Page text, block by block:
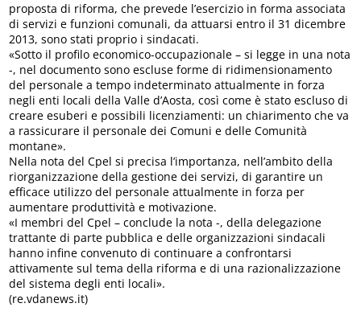
proposta di riforma, che prevede l’esercizio in forma associata
di servizi e funzioni comunali, da attuarsi entro il 31 dicembre
2013, sono stati proprio i sindacati.
«Sotto il profilo economico-occupazionale – si legge in una nota
-, nel documento sono escluse forme di ridimensionamento
del personale a tempo indeterminato attualmente in forza
negli enti locali della Valle d’Aosta, così come è stato escluso di
creare esuberi e possibili licenziamenti: un chiarimento che va
a rassicurare il personale dei Comuni e delle Comunità
montane».
Nella nota del Cpel si precisa l’importanza, nell’ambito della
riorganizzazione della gestione dei servizi, di garantire un
efficace utilizzo del personale attualmente in forza per
aumentare produttività e motivazione.
«I membri del Cpel – conclude la nota -, della delegazione
trattante di parte pubblica e delle organizzazioni sindacali
hanno infine convenuto di continuare a confrontarsi
attivamente sul tema della riforma e di una razionalizzazione
del sistema degli enti locali».
(re.vdanews.it)